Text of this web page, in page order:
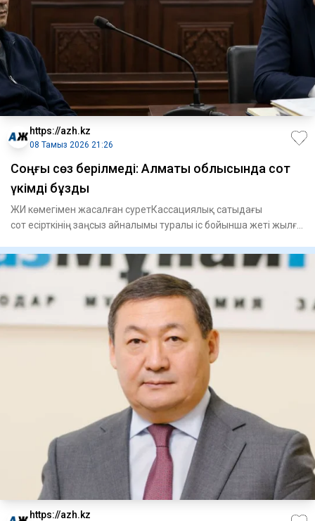
https://azh.kz
08 Тамыз 2026 21:26
​Соңғы сөз берілмеді: Алматы облысында сот
үкімді бұзды
ЖИ көмегімен жасалған суретКассациялық сатыдағы
сот есірткінің заңсыз айналымы туралы іс бойынша жеті жылға
https://azh.kz